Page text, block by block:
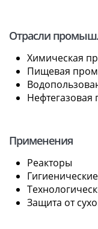
Отрасли
Химическая
Пищевая
Применения
Реакторы
Защита от